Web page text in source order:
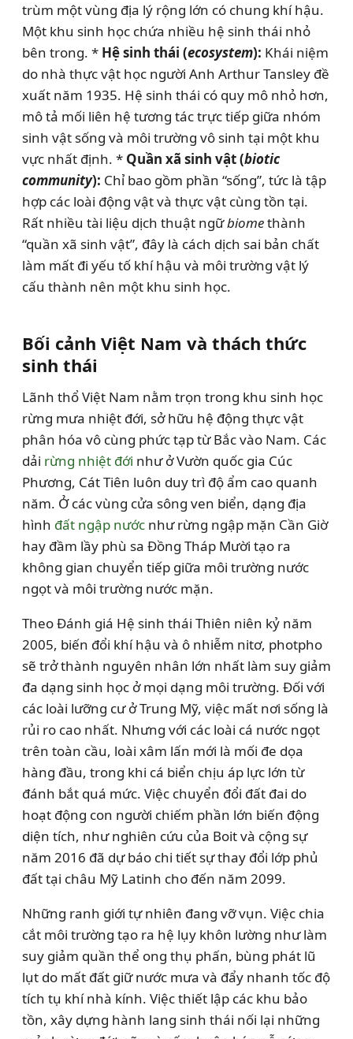
trùm một vùng địa lý rộng lớn có chung khí hậu.
Một khu sinh học chứa nhiều hệ sinh thái nhỏ
bên trong. * Hệ sinh thái (ecosystem): Khái niệm
do nhà thực vật học người Anh Arthur Tansley đề
xuất năm 1935. Hệ sinh thái có quy mô nhỏ hơn,
mô tả mối liên hệ tương tác trực tiếp giữa nhóm
sinh vật sống và môi trường vô sinh tại một khu
vực nhất định. * Quần xã sinh vật (biotic
community): Chỉ bao gồm phần “sống”, tức là tập
hợp các loài động vật và thực vật cùng tồn tại.
Rất nhiều tài liệu dịch thuật ngữbiomethành
“quần xã sinh vật”, đây là cách dịch sai bản chất
làm mất đi yếu tố khí hậu và môi trường vật lý
cấu thành nên một khu sinh học.
Bối cảnh Việt Nam và thách thức
sinh thái
Lãnh thổ Việt Nam nằm trọn trong khu sinh học
rừng mưa nhiệt đới, sở hữu hệ động thực vật
phân hóa vô cùng phức tạp từ Bắc vào Nam. Các
dải rừng nhiệt đới như ở Vườn quốc gia Cúc
Phương, Cát Tiên luôn duy trì độ ẩm cao quanh
năm. Ở các vùng cửa sông ven biển, dạng địa
hình đất ngập nước như rừng ngập mặn Cần Giờ
hay đầm lầy phù sa Đồng Tháp Mười tạo ra
không gian chuyển tiếp giữa môi trường nước
ngọt và môi trường nước mặn.
Theo Đánh giá Hệ sinh thái Thiên niên kỷ năm
2005, biến đổi khí hậu và ô nhiễm nitơ, photpho
sẽ trở thành nguyên nhân lớn nhất làm suy giảm
đa dạng sinh học ở mọi dạng môi trường. Đối với
các loài lưỡng cư ở Trung Mỹ, việc mất nơi sống là
rủi ro cao nhất. Nhưng với các loài cá nước ngọt
trên toàn cầu, loài xâm lấn mới là mối đe dọa
hàng đầu, trong khi cá biển chịu áp lực lớn từ
đánh bắt quá mức. Việc chuyển đổi đất đai do
hoạt động con người chiếm phần lớn biến động
diện tích, như nghiên cứu của Boit và cộng sự
năm 2016 đã dự báo chi tiết sự thay đổi lớp phủ
đất tại châu Mỹ Latinh cho đến năm 2099.
Những ranh giới tự nhiên đang vỡ vụn. Việc chia
cắt môi trường tạo ra hệ lụy khôn lường như làm
suy giảm quần thể ong thụ phấn, bùng phát lũ
lụt do mất đất giữ nước mưa và đẩy nhanh tốc độ
tích tụ khí nhà kính. Việc thiết lập các khu bảo
tồn, xây dựng hành lang sinh thái nối lại những